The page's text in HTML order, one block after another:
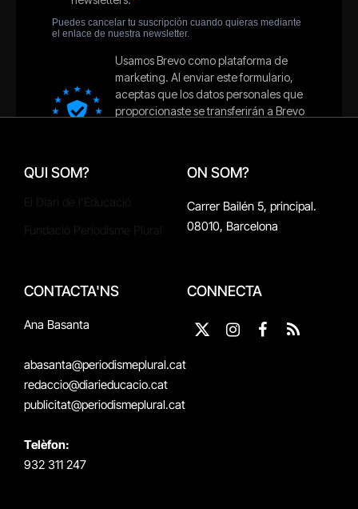
QUI SOM? ON SOM?
Carrer Bailén 5, principal.
08010, Barcelona
CONTACTA'NS
Ana Basanta
abasanta@periodismeplural.cat
redaccio@diarieducacio.cat
publicitat@periodismeplural.cat
Telèfon:
932 311 247
CONNECTA
X
InstagramFacebook
RSS